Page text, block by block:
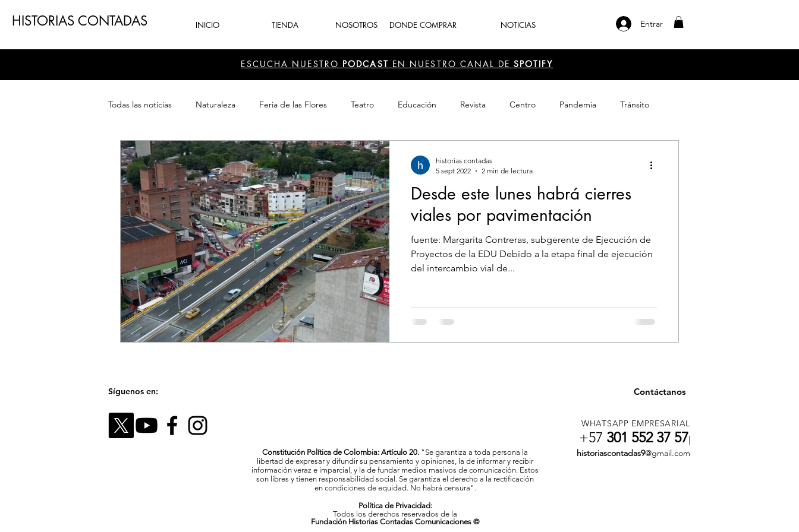
HISTORIAS CONTADAS INICIO TIENDA NOSOTROS DONDE COMPRAR NOTICIAS Entrar
ESCUCHA NUESTRO PODCAST EN NUESTRO CANAL DE SPOTIFY
Todas las noticias Naturaleza Feria de las Flores Teatro Educación Revista Centro Pandemia Tránsito
Teatro Patrimonio Sector Cultura Recreación Navidad
Desde este lunes habrá cierres
viales por pavimentación
fuente: Margarita Contreras, subgerente de Ejecución de
Proyectos de la EDU Debido a la etapa final de ejecución
del intercambio vial de...
historias contadas
5 sept 2022
2 min de lectura
Síguenos en: Contáctanos
Constitución Política de Colombia: Artículo 20. "Se garantiza a toda persona la
libertad de expresar y difundir su pensamiento y opiniones, la de informar y recibir
información veraz e imparcial, y la de fundar medios masivos de comunicación. Estos
son libres y tienen responsabilidad social. Se garantiza el derecho a la rectificación
en condiciones de equidad. No habrá censura".
Política de Privacidad:
WHATSAPP EMPRESARIAL
+57 301 552 37 57|
historiascontadas9@gmail.com
Todos los derechos reservados de la
Fundación Historias Contadas Comunicaciones ©